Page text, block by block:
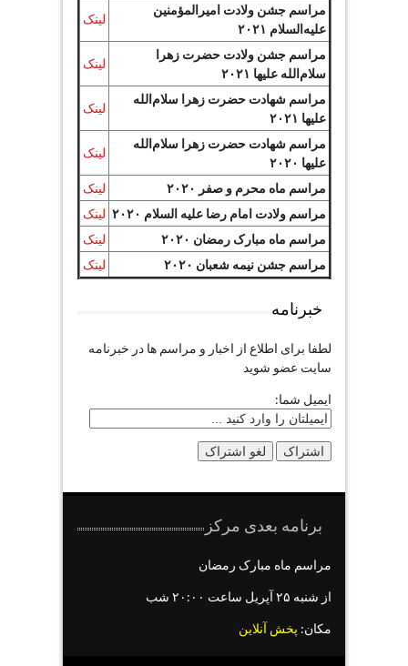
مراسم جشن ولادت امیرالمؤمنین
علیه‌السلام ۲۰۲۱
لینک
مراسم جشن ولادت حضرت زهرا
سلام‌الله علیها ۲۰۲۱
لینک
مراسم شهادت حضرت زهرا سلام‌الله
علیها ۲۰۲۱
لینک
مراسم شهادت حضرت زهرا سلام‌الله
علیها ۲۰۲۰
لینک
مراسم ماه محرم و صفر ۲۰۲۰
لینک
مراسم ولادت امام رضا علیه السلام ۲۰۲۰
لینک
مراسم ماه مبارک رمضان ۲۰۲۰
لینک
مراسم جشن نیمه شعبان ۲۰۲۰
لینک
خبرنامه
لطفا برای اطلاع از اخبار و مراسم ها در خبرنامه
سایت عضو شوید
ایمیل شما:
برنامه بعدی مرکز
مراسم ماه مبارک رمضان
از شنبه ۲۵ آپریل ساعت ۲۰:۰۰ شب
مکان: پخش آنلاین